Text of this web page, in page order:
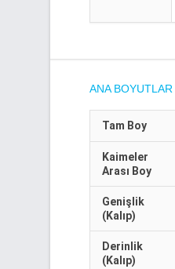
ANA BOYUTLAR
Tam Boy
Kaimeler
Arası Boy
Genişlik
(Kalıp)
Derinlik
(Kalıp)